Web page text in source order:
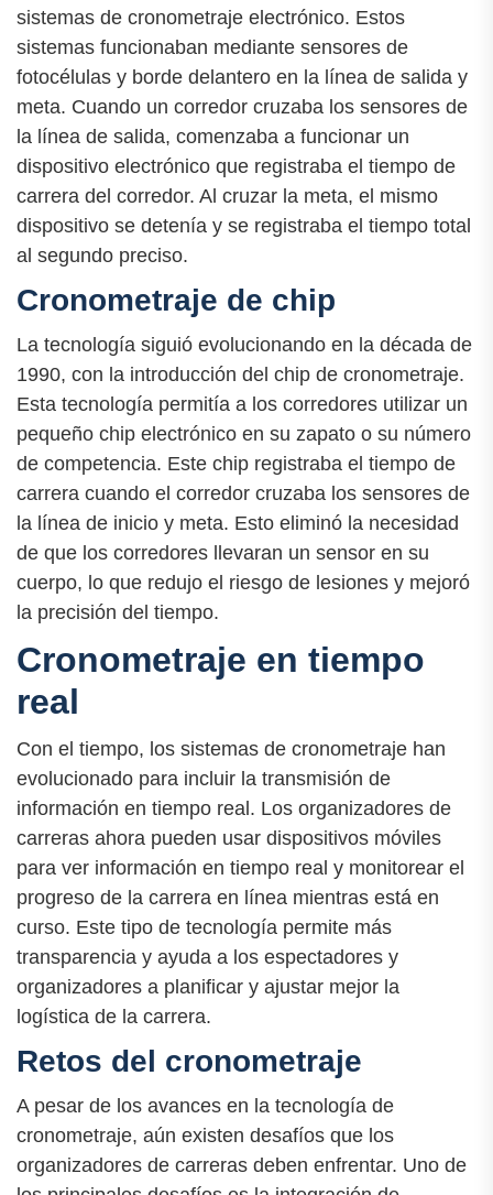
sistemas de cronometraje electrónico. Estos
sistemas funcionaban mediante sensores de
fotocélulas y borde delantero en la línea de salida y
meta. Cuando un corredor cruzaba los sensores de
la línea de salida, comenzaba a funcionar un
dispositivo electrónico que registraba el tiempo de
carrera del corredor. Al cruzar la meta, el mismo
dispositivo se detenía y se registraba el tiempo total
al segundo preciso.
Cronometraje de chip
La tecnología siguió evolucionando en la década de
1990, con la introducción del chip de cronometraje.
Esta tecnología permitía a los corredores utilizar un
pequeño chip electrónico en su zapato o su número
de competencia. Este chip registraba el tiempo de
carrera cuando el corredor cruzaba los sensores de
la línea de inicio y meta. Esto eliminó la necesidad
de que los corredores llevaran un sensor en su
cuerpo, lo que redujo el riesgo de lesiones y mejoró
la precisión del tiempo.
Cronometraje en tiempo
real
Con el tiempo, los sistemas de cronometraje han
evolucionado para incluir la transmisión de
información en tiempo real. Los organizadores de
carreras ahora pueden usar dispositivos móviles
para ver información en tiempo real y monitorear el
progreso de la carrera en línea mientras está en
curso. Este tipo de tecnología permite más
transparencia y ayuda a los espectadores y
organizadores a planificar y ajustar mejor la
logística de la carrera.
Retos del cronometraje
A pesar de los avances en la tecnología de
cronometraje, aún existen desafíos que los
organizadores de carreras deben enfrentar. Uno de